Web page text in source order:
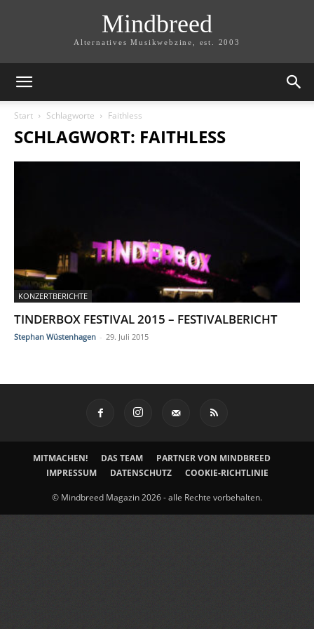
Mindbreed
Alternatives Musikwebzine, est. 2003
Start Schlagworte Faithless
SCHLAGWORT: FAITHLESS
KONZERTBERICHTE
TINDERBOX FESTIVAL 2015 – FESTIVALBERICHT
Stephan Wüstenhagen - 29. Juli 2015
MITMACHEN! DAS TEAM
PARTNER VON MINDBREED
IMPRESSUM
DATENSCHUTZ COOKIE-RICHTLINIE
© Mindbreed Magazin 2026 - alle Rechte vorbehalten.